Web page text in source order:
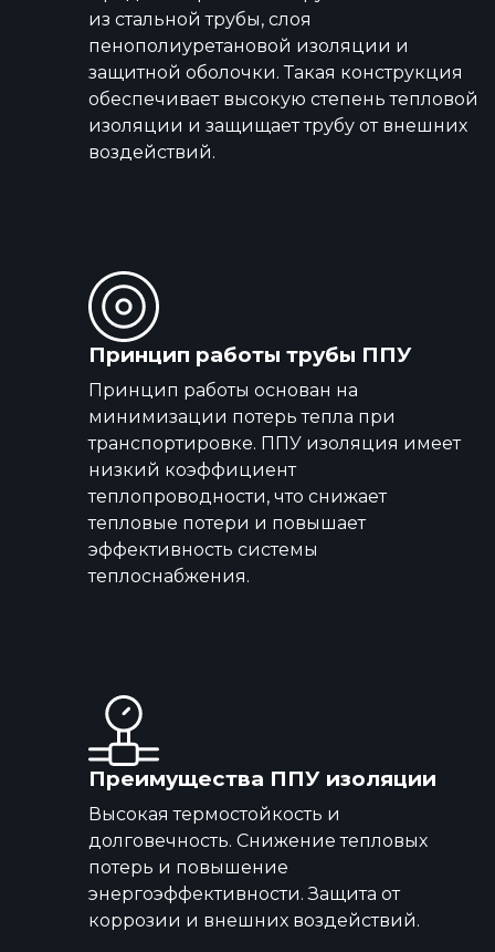
из стальной трубы, слоя
пенополиуретановой изоляции и
защитной оболочки. Такая конструкция
обеспечивает высокую степень тепловой
изоляции и защищает трубу от внешних
воздействий.
Принцип работы трубы ППУ
Принцип работы основан на
минимизации потерь тепла при
транспортировке. ППУ изоляция имеет
низкий коэффициент
теплопроводности, что снижает
тепловые потери и повышает
эффективность системы
теплоснабжения.
Преимущества ППУ изоляции
Высокая термостойкость и
долговечность. Снижение тепловых
потерь и повышение
энергоэффективности. Защита от
коррозии и внешних воздействий.